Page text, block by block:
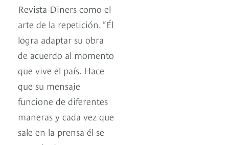
Revista Diners como el
arte de la repetición. “Él
logra adaptar su obra
de acuerdo al momento
que vive el país. Hace
que su mensaje
funcione de diferentes
maneras y cada vez que
sale en la prensa él se